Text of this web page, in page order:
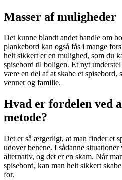
Masser af muligheder
Det kunne blandt andet handle om
plankebord kan også fås i mange
helt sikkert er en mulighed, som du
spisebord til boligen. Et nyt
være en del af at skabe et spisebord,
venner og familie.
Hvad er fordelen ved
metode?
Det er så ærgerligt, at man finder et
udover benene. I sådanne
alternativ, og det er en skam. Når
spisebord, kan man helt sikkert
for.